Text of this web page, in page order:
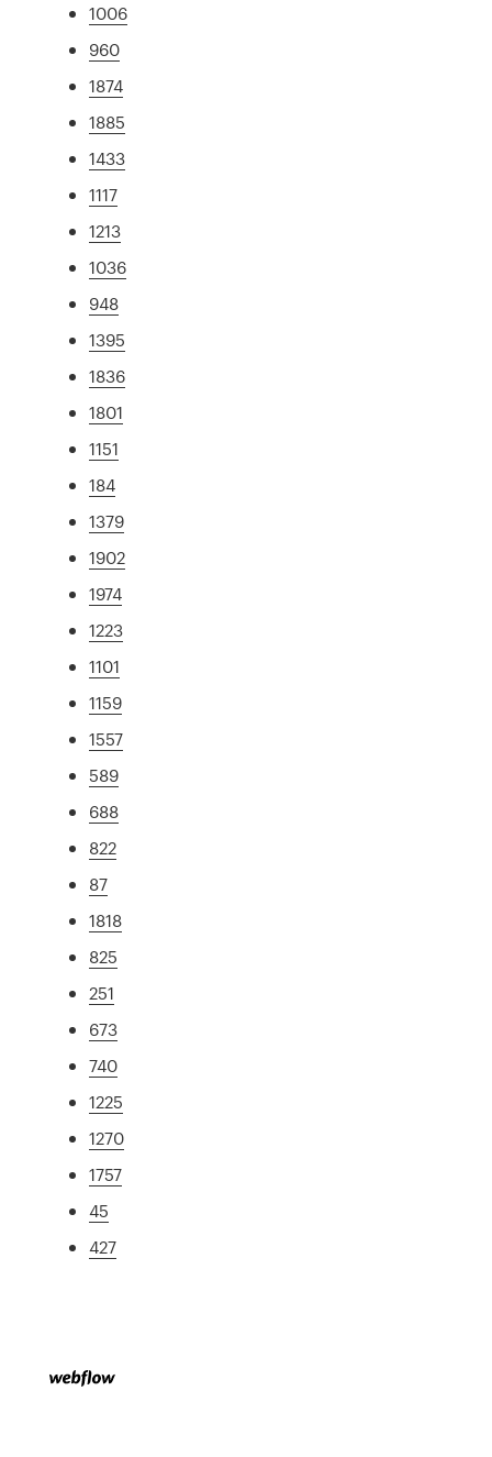
1006
960
1874
1885
1433
1117
1213
1036
948
1395
1836
1801
1151
184
1379
1902
1974
1223
1101
1159
1557
589
688
822
87
1818
825
251
673
740
1225
1270
1757
45
427